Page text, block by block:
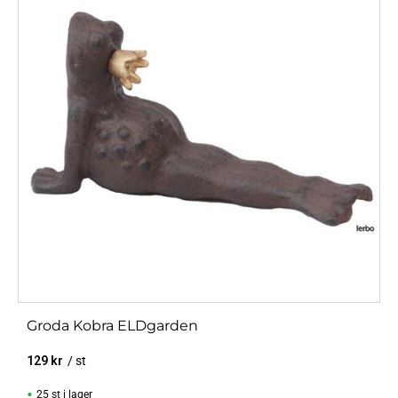
Groda Kobra ELDgarden
129 kr /st
25 st i lager